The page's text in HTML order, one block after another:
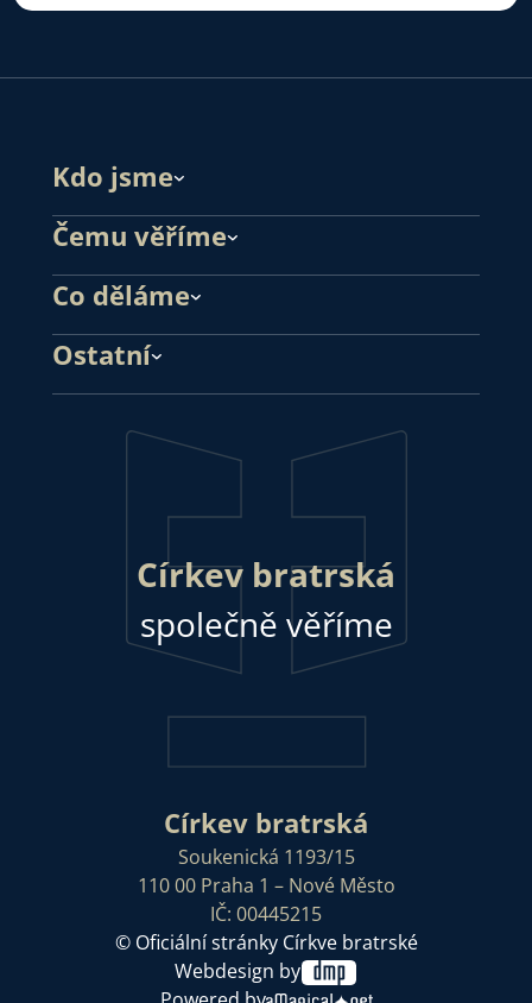
Kdo jsme
Čemu věříme
Co děláme
Ostatní
Církev bratrská
společně věříme
Církev bratrská
Soukenická 1193/15
110 00 Praha 1 – Nové Město
IČ: 00445215
© Oficiální stránky Církve bratrské
Webdesign by